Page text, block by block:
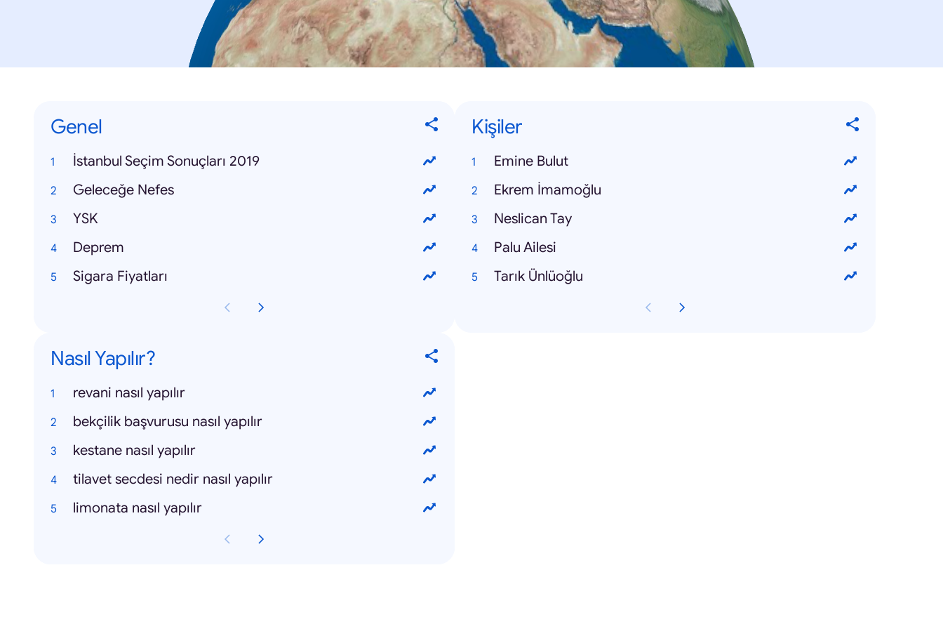
Genel
İstanbul Seçim Sonuçları 2019
Geleceğe Nefes
YSK
Deprem
Sigara Fiyatları
Kişiler
Emine Bulut
Ekrem İmamoğlu
Neslican Tay
Palu Ailesi
Tarık Ünlüoğlu
Nasıl Yapılır?
revani nasıl yapılır
bekçilik başvurusu nasıl yapılır
kestane nasıl yapılır
tilavet secdesi nedir nasıl yapılır
limonata nasıl yapılır